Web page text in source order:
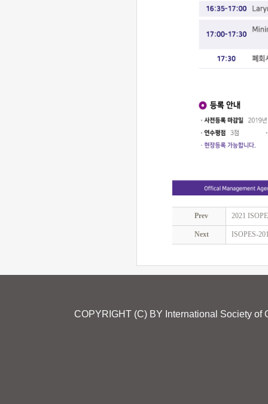
Prev 2021
Next ISOPES-
COPYRIGHT (C) BY International Society